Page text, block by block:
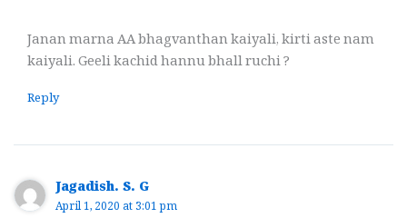
Janan marna AA bhagvanthan kaiyali, kirti aste nam
kaiyali. Geeli kachid hannu bhall ruchi ?
Reply
Jagadish. S. G
April 1, 2020 at 3:01 pm